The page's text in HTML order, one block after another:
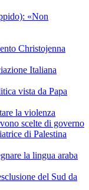
«Non
Christojenna
Italiana
vista da Papa
la violenza
scelte di governo
di Palestina
la lingua araba
del Sud da